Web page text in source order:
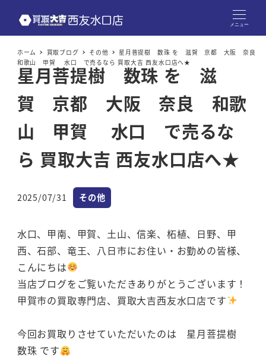
メニュー
ホーム 買取ブログ その他
星月菩提樹 数珠 を 滋賀 京都 大阪 奈良
和歌山 甲賀 水口 で売るなら 買取大吉 西友水口店へ★
星月菩提樹 数珠 を 滋
賀 京都 大阪 奈良 和歌
山 甲賀 水口 で売るな
ら 買取大吉 西友水口店へ★
投稿日
2025/07/31 カテゴリー
その他
水口、甲南、甲賀、土山、信楽、柘植、日野、甲
西、石部、竜王、八日市にお住い・お勤めの皆様、
こんにちは
当店ブログをご覧いただきありがとうございます！
甲賀市の買取専門店、買取大吉西友水口店です
今回お買取りさせていただいたのは 星月菩提樹
数珠 です